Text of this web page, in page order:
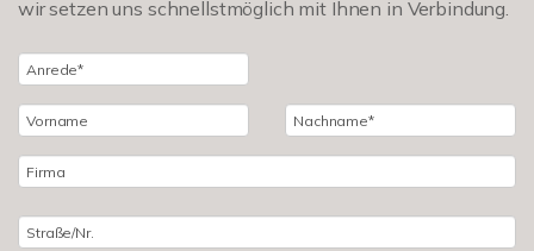
wir setzen uns schnellstmöglich mit Ihnen in Verbindung.